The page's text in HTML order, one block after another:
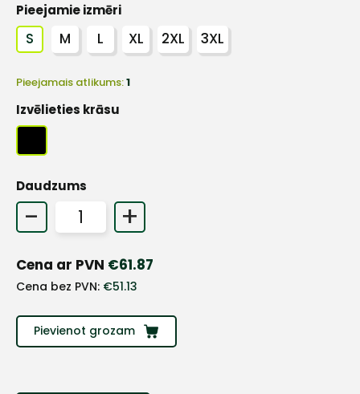
Pieejamie izmēri
S M L XL 2XL 3XL
Pieejamais atlikums:1
Izvēlieties krāsu
Daudzums
- +
Cena ar PVN €61.87
Cena bez PVN: €51.13
Pievienot grozam
+